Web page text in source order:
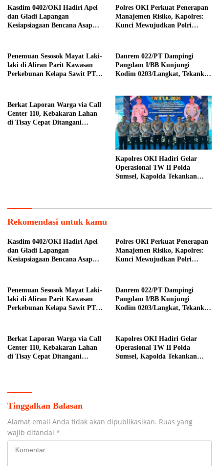
Kasdim 0402/OKI Hadiri Apel
dan Gladi Lapangan
Kesiapsiagaan Bencana Asap
Polres OKI Perkuat Penerapan
Manajemen Risiko, Kapolres:
Kunci Mewujudkan Polri
Penemuan Sesosok Mayat Laki-
laki di Aliran Parit Kawasan
Perkebunan Kelapa Sawit PT
Danrem 022/PT Dampingi
Pangdam I/BB Kunjungi
Kodim 0203/Langkat, Tekankan
Berkat Laporan Warga via Call
Center 110, Kebakaran Lahan
di Tisay Cepat Ditangani
Kapolres OKI Hadiri Gelar
Operasional TW II Polda
Sumsel, Kapolda Tekankan
Rekomendasi untuk kamu
Kasdim 0402/OKI Hadiri Apel
dan Gladi Lapangan
Kesiapsiagaan Bencana Asap
Polres OKI Perkuat Penerapan
Manajemen Risiko, Kapolres:
Kunci Mewujudkan Polri
Penemuan Sesosok Mayat Laki-
laki di Aliran Parit Kawasan
Perkebunan Kelapa Sawit PT
Danrem 022/PT Dampingi
Pangdam I/BB Kunjungi
Kodim 0203/Langkat, Tekankan
Berkat Laporan Warga via Call
Center 110, Kebakaran Lahan
di Tisay Cepat Ditangani
Kapolres OKI Hadiri Gelar
Operasional TW II Polda
Sumsel, Kapolda Tekankan
Tinggalkan Balasan
Alamat email Anda tidak akan dipublikasikan. Ruas yang
wajib ditandai *